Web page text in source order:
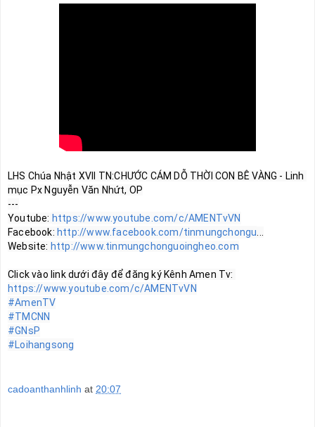
LHS Chúa Nhật XVII TN:CHƯỚC CÁM DỖ THỜI CON BÊ VÀNG - Linh
mục Px Nguyễn Văn Nhứt, OP
---
Youtube: https://www.youtube.com/c/AMENTvVN
Facebook: http://www.facebook.com/tinmungchongu...
Website: http://www.tinmungchonguoingheo.com
https://www.youtube.com/c/AMENTvVN
#AmenTV
#TMCNN
#GNsP
#Loihangsong
cadoanthanhlinh at 20:07